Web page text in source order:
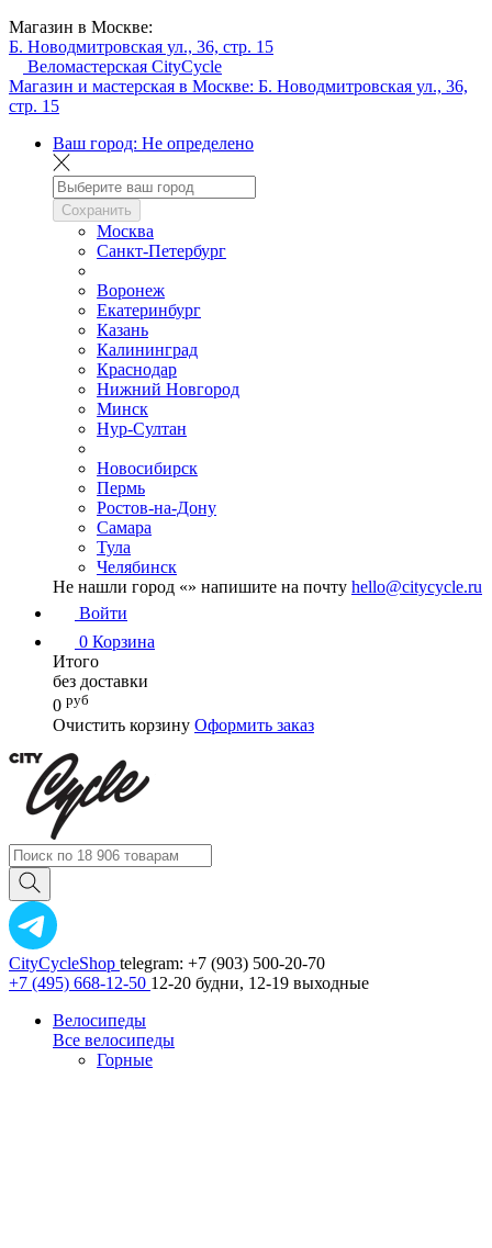
Магазин в Москве:
Б. Новодмитровская ул., 36, стр. 15
Веломастерская CityCycle
Магазин и мастерская в Москве: Б. Новодмитровская ул., 36,
стр. 15
Ваш город: Не определено
Сохранить
Москва
Санкт-Петербург
Воронеж
Екатеринбург
Казань
Калининград
Краснодар
Нижний Новгород
Минск
Нур-Султан
Новосибирск
Пермь
Ростов-на-Дону
Самара
Тула
Челябинск
Не нашли город «» напишите на почту hello@citycycle.ru
Войти
0 Корзина
Итого
без доставки
0 руб
Очистить корзину Оформить заказ
CityCycleShop telegram: +7 (903) 500-20-70
+7 (495) 668-12-50 12-20 будни, 12-19 выходные
Велосипеды
Все велосипеды
Горные